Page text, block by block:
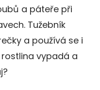
a páteře při
Tužebník
a používá se i
vypadá a